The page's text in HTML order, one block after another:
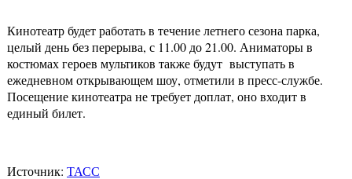
Кинотеатр будет работать в течение летнего сезона парка,
целый день без перерыва, с 11.00 до 21.00. Аниматоры в
костюмах героев мультиков также будут выступать в
ежедневном открывающем шоу, отметили в пресс-службе.
Посещение кинотеатра не требует доплат, оно входит в
единый билет.
Источник: ТАСС